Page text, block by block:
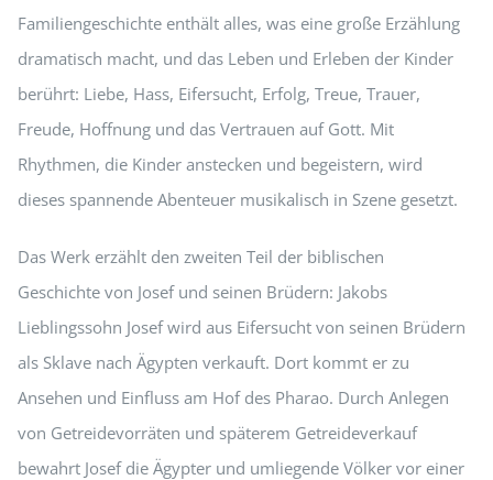
Familiengeschichte enthält alles, was eine große Erzählung
dramatisch macht, und das Leben und Erleben der Kinder
berührt: Liebe, Hass, Eifersucht, Erfolg, Treue, Trauer,
Freude, Hoffnung und das Vertrauen auf Gott. Mit
Rhythmen, die Kinder anstecken und begeistern, wird
dieses spannende Abenteuer musikalisch in Szene gesetzt.
Das Werk erzählt den zweiten Teil der biblischen
Geschichte von Josef und seinen Brüdern: Jakobs
Lieblingssohn Josef wird aus Eifersucht von seinen Brüdern
als Sklave nach Ägypten verkauft. Dort kommt er zu
Ansehen und Einfluss am Hof des Pharao. Durch Anlegen
von Getreidevorräten und späterem Getreideverkauf
bewahrt Josef die Ägypter und umliegende Völker vor einer